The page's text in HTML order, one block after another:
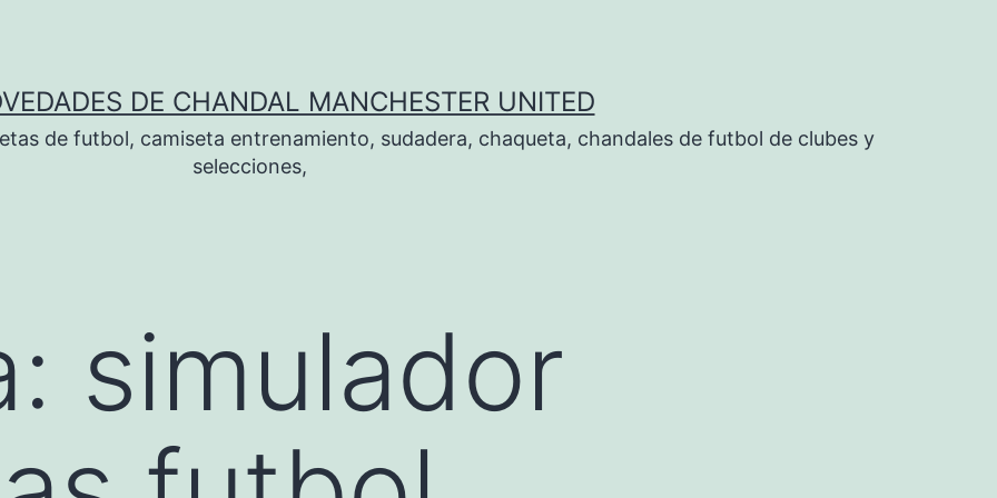
DE CHANDAL MANCHESTER UNITED
de futbol, camiseta entrenamiento, sudadera, chaqueta, chandales de futbol de clubes y
selecciones,
simulador